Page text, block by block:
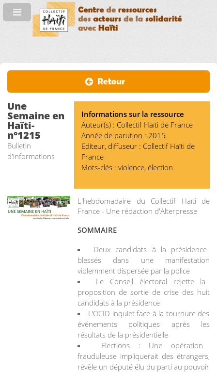
Retour
Informations sur la ressource
Auteur(s) : Collectif Haïti de France
Année de parution : 2015
Editeur, diffuseur : Collectif Haïti de
France
Mots-clés : violence, élection
Une
Semaine en
Haïti-
n°1215
Bulletin
d'informations
L'hebdomadaire du Collectif Haïti de
France - Une rédaction d'Alterpresse
SOMMAIRE
Deux candidats à la présidence
blessés dans une manifestation
violemment dispersée par la police
Le Conseil électoral rejette la
proposition de sortie de crise des huit
candidats à la présidence
L’OCID inquiet face à la tournure des
événements politiques après les
résultats de la présidentielle
Elections : Une opération
frauduleuse impliquerait des étrangers,
révèle un député élu du parti au pouvoir